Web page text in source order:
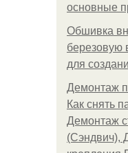
основные
Обшивка
березовую
для
Демонтаж
Как снять
Демонтаж